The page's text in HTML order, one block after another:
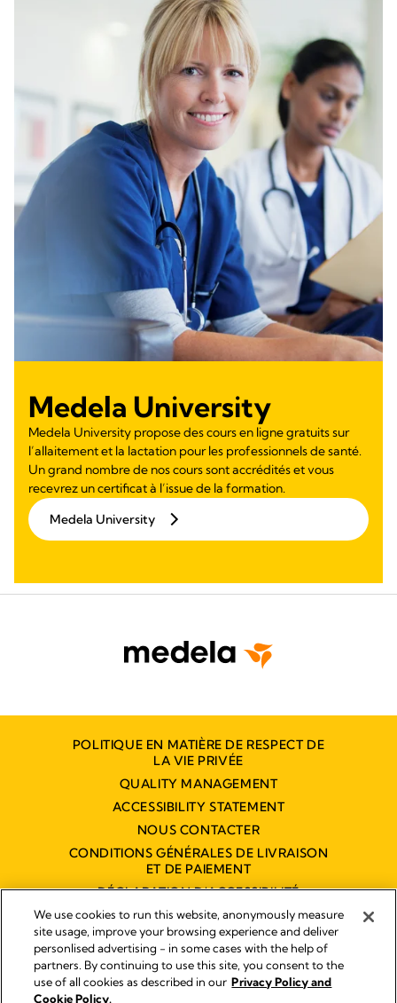
Medela University
Medela University propose des cours en ligne gratuits sur
l’allaitement et la lactation pour les professionnels de santé.
Un grand nombre de nos cours sont accrédités et vous
recevrez un certificat à l’issue de la formation.
Medela University
POLITIQUE EN MATIÈRE DE RESPECT DE
LA VIE PRIVÉE
QUALITY MANAGEMENT
ACCESSIBILITY STATEMENT
NOUS CONTACTER
CONDITIONS GÉNÉRALES DE LIVRAISON
ET DE PAIEMENT
DÉCLARATION D'ACCESSIBILITÉ
NUMÉRIQUE
Empreinte
Legal Notice
We use cookies to run this website, anonymously measure
site usage, improve your browsing experience and deliver
personlised advertising - in some cases with the help of
partners. By continuing to use this site, you consent to the
use of all cookies as described in our Privacy Policy and
Cookie Policy.